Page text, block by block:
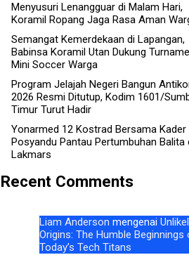
‎Menyusuri Lenangguar di Malam Hari,
Koramil Ropang Jaga Rasa Aman
‎Semangat Kemerdekaan di Lapangan,
Babinsa Koramil Utan Dukung
Mini Soccer Warga
Program Jelajah Negeri Bangun
2026 Resmi Ditutup, Kodim 1601/
Timur Turut Hadir
Yonarmed 12 Kostrad Bersama Kader
Posyandu Pantau Pertumbuhan Balita
Lakmars
Recent Comments
Liam Anderson mengenai
Origins: The Humble Beginnings
Today’s Tech Titans